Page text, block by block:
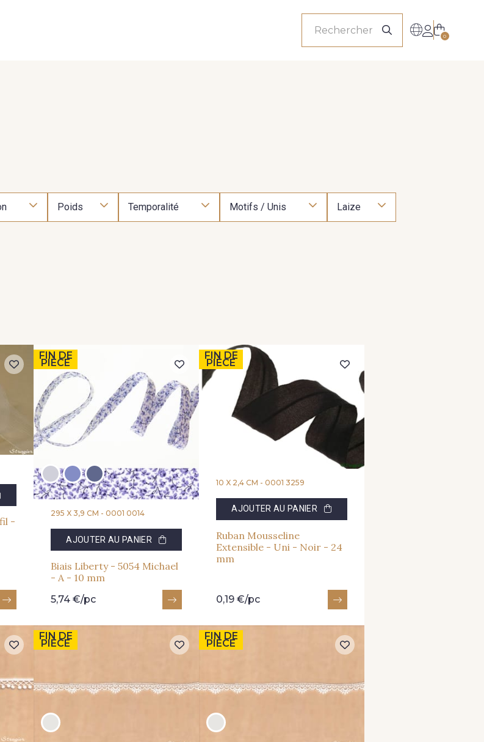
0
Poids Temporalité Motifs / Unis Laize
-
FIN DE
PIÈCE
295 X 3,9 CM - 0001 0014
AJOUTER AU PANIER
Biais Liberty - 5054 Michael
- A - 10 mm
5,74 €/pc
FIN DE
PIÈCE
10 X 2,4 CM - 0001 3259
AJOUTER AU PANIER
Ruban Mousseline
Extensible - Uni - Noir - 24
mm
0,19 €/pc
FIN DE
PIÈCE
FIN DE
PIÈCE